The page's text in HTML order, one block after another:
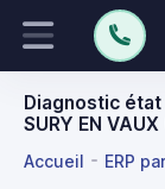
Diagnostic
SURY EN
Accueil ERP